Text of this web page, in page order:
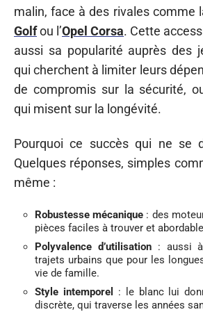
malin, face à des rivales comme
Golfou l’Opel Corsa. Cette
aussi sa popularité auprès des
qui cherchent à limiter leurs
de compromis sur la sécurité,
qui misent sur la longévité.
Pourquoi ce succès qui ne se
Quelques réponses, simples
même :
Robustesse mécanique : des
pièces faciles à trouver et
Polyvalence d’utilisation: aussi à
trajets urbains que pour les
vie de famille.
Style intemporel
: le blanc lui
discrète, qui traverse les années